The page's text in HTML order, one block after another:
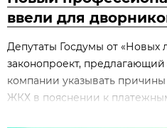
ввели для
Депутаты Госдумы от «Новых
законопроект,
компании указывать
ЖКХ в пояснении к